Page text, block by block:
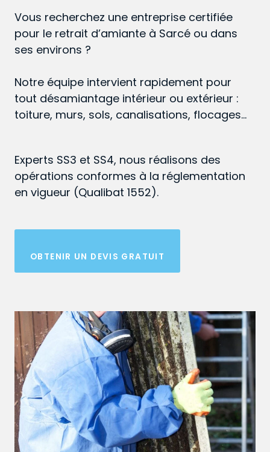
Vous recherchez une entreprise certifiée
pour le retrait d’amiante à Sarcé ou dans
ses environs ?
Notre équipe intervient rapidement pour
tout désamiantage intérieur ou extérieur :
toiture, murs, sols, canalisations, flocages…
Experts SS3 et SS4, nous réalisons des
opérations conformes à la réglementation
en vigueur (Qualibat 1552).
OBTENIR UN DEVIS GRATUIT